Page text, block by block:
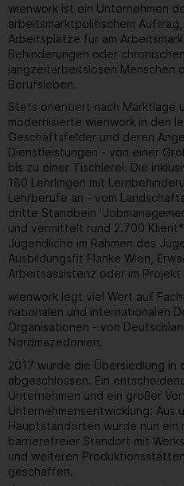
wienwork ist ein Unternehmen
arbeitsmarktpolitischem
Arbeitsplätze für am
Behinderungen oder
langzeitarbeitslosen Menschen
Berufsleben.
Stets orientiert nach Marktlage
modernisierte wienwork in den
Geschäftsfelder und deren
Dienstleistungen - von einer
bis zu einer Tischlerei. Die
180 Lehrlingen mit
Lehrberufe an - vom
dritte Standbein
und vermittelt rund 2.700
Jugendliche im Rahmen des
Ausbildungsfit Flanke Wien,
Arbeitsassistenz oder im Projekt
wienwork legt viel Wert auf
nationalen und internationalen
Organisationen - von
Nordmazedonien.
2017 wurde die Übersiedlung in
abgeschlossen. Ein
Unternehmen und ein großer
Unternehmensentwicklung: Aus
Hauptstandorten wurde nun ein
barrierefreier Standort mit
und weiteren
geschaffen.